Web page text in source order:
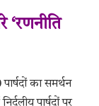
का समर्थन
पार्षदों पर